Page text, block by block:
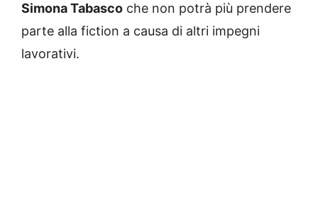
Simona Tabasco che non potrà più prendere
parte alla fiction a causa di altri impegni
lavorativi.